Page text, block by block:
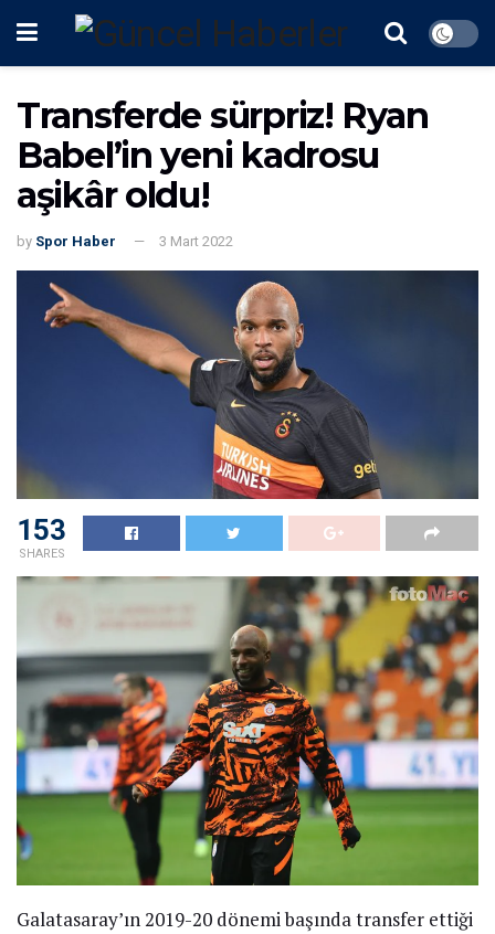
Transferde sürpriz! Ryan
Babel’in yeni kadrosu
aşikâr oldu!
by Spor Haber 3 Mart 2022
153
SHARES
Galatasaray’ın 2019-20 dönemi başında transfer ettiği